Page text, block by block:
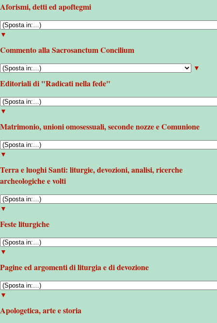
Aforismi, detti ed apoftegmi
▼
Commento alla Sacrosanctum Concilium
▼
Editoriali di "Radicati nella fede"
▼
Matrimonio, unioni omosessuali, seconde nozze e Comunione
▼
Terra e luoghi Santi: liturgie, devozioni, analisi, ricerche
archeologiche e volti
▼
Feste liturgiche
▼
Pagine ed argomenti di liturgia e di devozione
▼
Apologetica, arte e storia